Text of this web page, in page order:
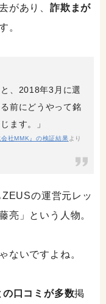
があり、詐欺まが
。
、2018年3月に選
前にどうやって銘
ます。」
会社MMK』の検証結果 より
の運営元レッ
亮」という人物。
ないですよね。
口コミが多数掲